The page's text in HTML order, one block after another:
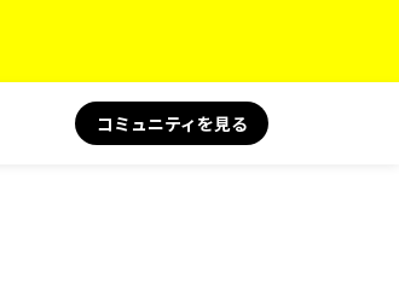
コミュニティを見る